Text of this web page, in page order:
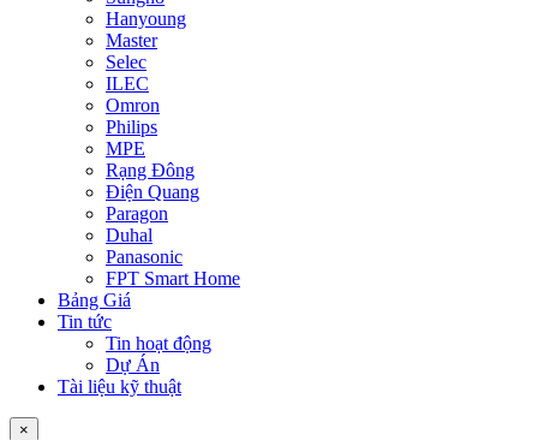
Hanyoung
Master
Selec
ILEC
Omron
Philips
MPE
Rạng Đông
Điện Quang
Paragon
Duhal
Panasonic
FPT Smart Home
Bảng Giá
Tin tức
Tin hoạt động
Dự Án
Tài liệu kỹ thuật
×